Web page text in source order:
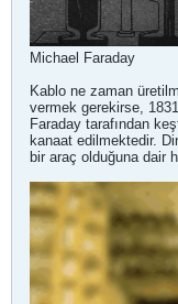
Michael Faraday
Kablo ne zaman
vermek gerekirse,
Faraday tarafından
kanaat edilmektedir.
bir araç olduğuna dair